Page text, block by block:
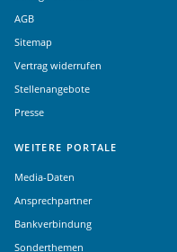
AGB
Sitemap
Vertrag widerrufen
Stellenangebote
Presse
WEITERE PORTALE
Media-Daten
Ansprechpartner
Bankverbindung
Sonderthemen